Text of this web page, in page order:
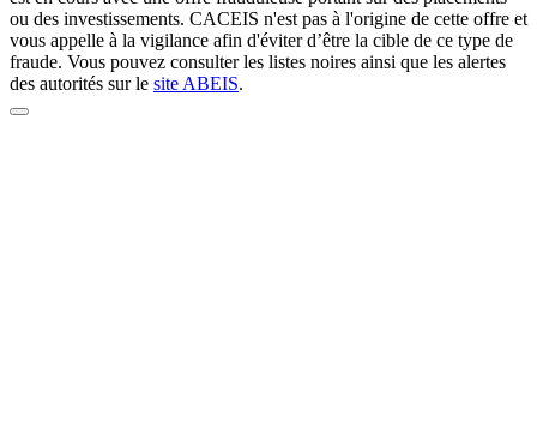
ou des investissements. CACEIS n'est pas à l'origine de cette offre et
vous appelle à la vigilance afin d'éviter d’être la cible de ce type de
fraude. Vous pouvez consulter les listes noires ainsi que les alertes
des autorités sur le site ABEIS.